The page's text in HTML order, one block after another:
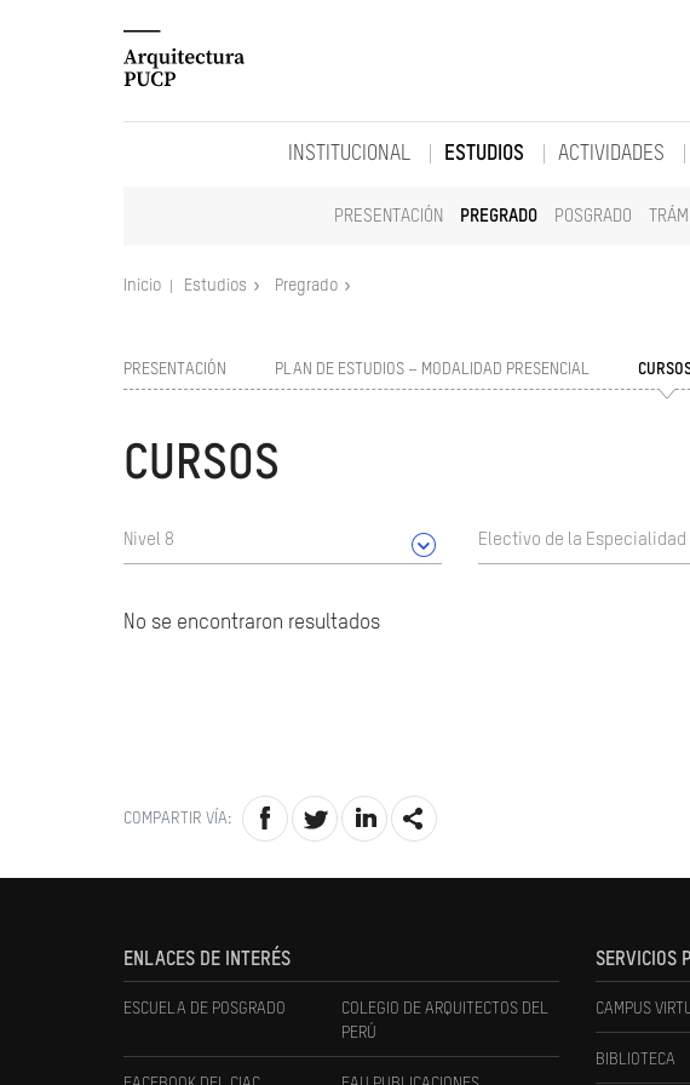
INSTITUCIONAL ESTUDIOS
PRESENTACIÓN PREGRADO POSGRADO
ACTIVIDADES
Inicio Estudios Pregrado
PRESENTACIÓN PLAN DE ESTUDIOS – MODALIDAD PRESENCIAL
CURSOS
Nivel 8 Electivo de la Especialidad
No se encontraron resultados
COMPARTIR VÍA:
ENLACES DE INTERÉS
ESCUELA DE POSGRADO
COLEGIO DE ARQUITECTOS DEL
PERÚ
SERVICIOS
CAMPUS
BIBLIOTECA